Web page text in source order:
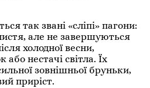
так звані «сліпі» пагони:
але не завершуються
холодної весни,
нестачі світла. Їх
зовнішньої бруньки,
приріст.